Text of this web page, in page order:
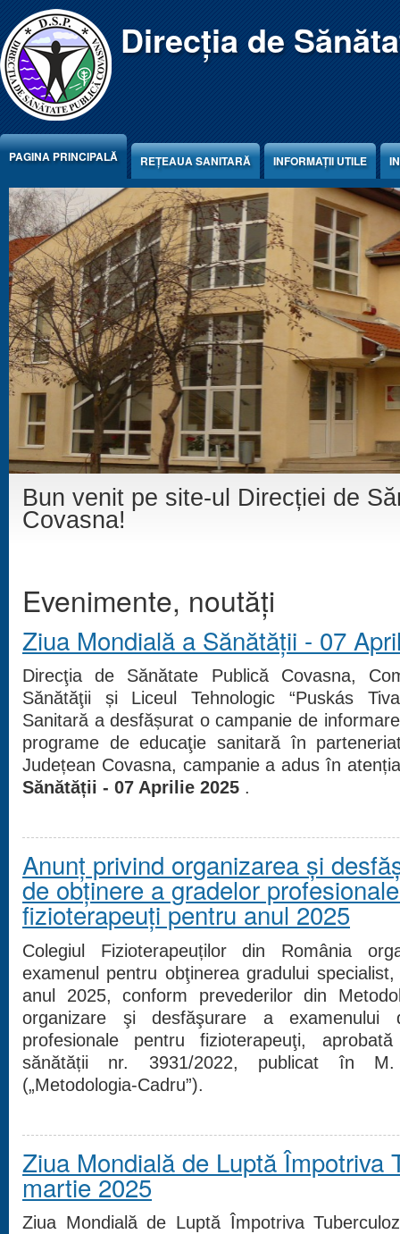
Jump to Content Direcția de
PAGINA PRINCIPALĂ REŢEAUA SANITARĂ INFORMAȚII UTILE
Bun venit pe site-ul Direcției de
Covasna!
Evenimente, noutăți
Ziua Mondială a Sănătății - 07
Direcţia de Sănătate Publică Covasna,
Sănătăţii și Liceul Tehnologic “Puskás
Sanitară a desfășurat o campanie de
programe de educaţie sanitară în
Județean Covasna, campanie a adus în
Sănătății - 07 Aprilie 2025 .
Anunț privind organizarea şi
de obţinere a gradelor
fizioterapeuţi pentru anul 2025
Colegiul Fizioterapeuților din România
examenul pentru obţinerea gradului
anul 2025, conform prevederilor din
organizare şi desfăşurare a
profesionale pentru fizioterapeuţi,
sănătății nr. 3931/2022, publicat în
(„Metodologia-Cadru”).
Ziua Mondială de Luptă Împotriva
martie 2025
Ziua Mondială de Luptă Împotriva